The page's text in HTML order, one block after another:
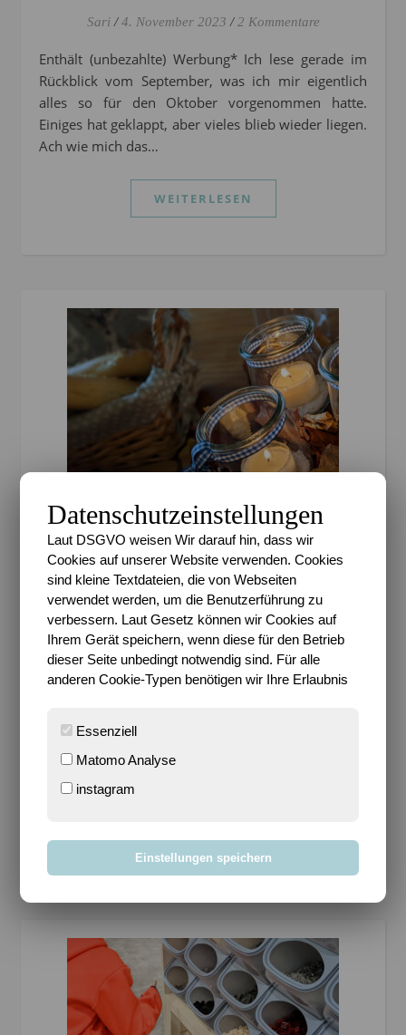
Sari / 4. November 2023 / 2 Kommentare
Enthält (unbezahlte) Werbung* Ich lese gerade im
Rückblick vom September, was ich mir eigentlich
alles so für den Oktober vorgenommen hatte.
Einiges hat geklappt, aber vieles blieb wieder liegen.
Ach wie mich das…
WEITERLESEN
ALLTAGSCHAOS,BLOGSPHÄRE
30 Dinge im Oktober und
die #bestofnine
Sari 8. November 2022 / 0 Kommentare
Auszeiten auf dem Blog als tatsächlich aktive
Phasen, aber das ist ok, denn es hatte seine Gründe.
Datenschutzeinstellungen
Laut DSGVO weisen Wir darauf hin, dass wir
Cookies auf unserer Website verwenden. Cookies
sind kleine Textdateien, die von Webseiten
verwendet werden, um die Benutzerführung zu
verbessern. Laut Gesetz können wir Cookies auf
Ihrem Gerät speichern, wenn diese für den Betrieb
dieser Seite unbedingt notwendig sind. Für alle
anderen Cookie-Typen benötigen wir Ihre Erlaubnis
Essenziell
Matomo Analyse
instagram
Einstellungen speichern